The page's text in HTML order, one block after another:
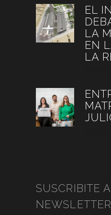
EL
LA
EN
LA
SUSCRIBITE
NEWSLETTER